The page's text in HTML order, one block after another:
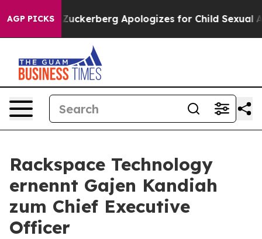
AGP PICKSZuckerberg Apologizes for Child Sexual
Rackspace Technology
ernennt Gajen Kandiah
zum Chief Executive
Officer